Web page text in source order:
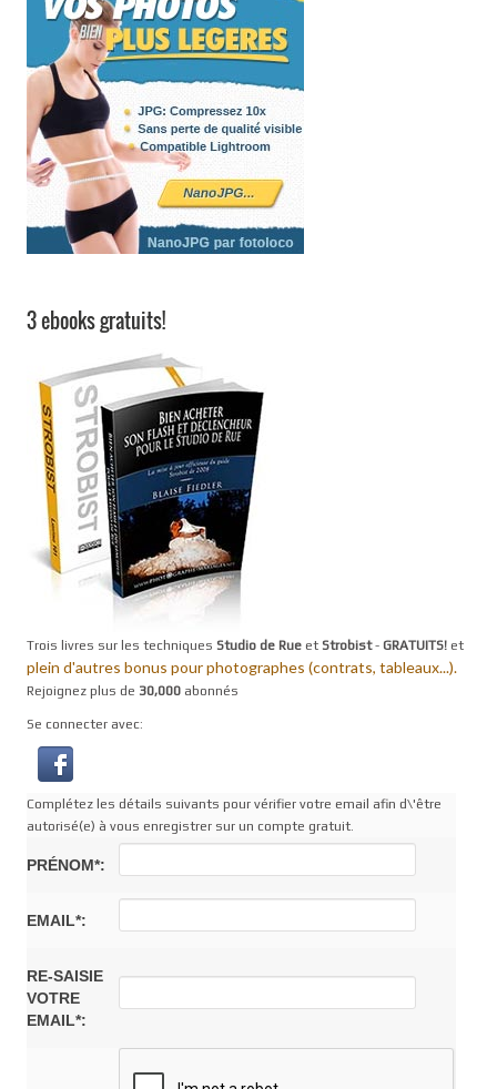
3 ebooks gratuits!
Trois livres sur les techniques Studio de Rue et Strobist- GRATUITS! et
plein d'autres bonus pour photographes (contrats, tableaux...).
Rejoignez plus de 30,000 abonnés
Se connecter avec:
Complétez les détails suivants pour vérifier votre email afin d\'être
autorisé(e) à vous enregistrer sur un compte gratuit.
PRÉNOM*:
EMAIL*:
RE-SAISIE
VOTRE
EMAIL*: